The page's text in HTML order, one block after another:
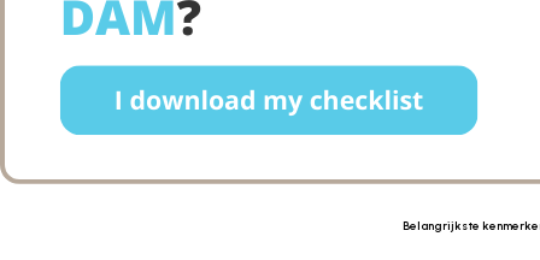
Belangrijkste